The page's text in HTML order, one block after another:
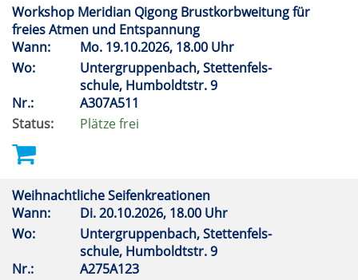
Workshop Meridian Qigong Brustkorbweitung für
freies Atmen und Entspannung
Wann:
Mo. 19.10.2026, 18.00 Uhr
Wo:
Untergruppenbach, Stettenfels-
schule, Humboldtstr. 9
Nr.:
A307A511
Status:
Plätze frei
Weihnachtliche Seifenkreationen
Wann:
Di.20.10.2026, 18.00 Uhr
Wo:
Untergruppenbach, Stettenfels-
schule, Humboldtstr. 9
Nr.:
A275A123